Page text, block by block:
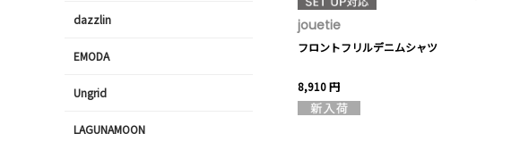
jouetie
フロントフリルデニムシャツ
8,910 円
dazzlin
EMODA
Ungrid
LAGUNAMOON